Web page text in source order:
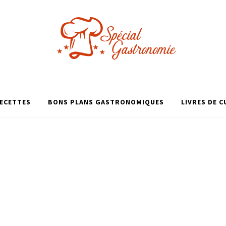
BONS PLANS GASTRONOMIQUES LIVRES DE